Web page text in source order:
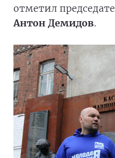
отметил
Антон Демидов.